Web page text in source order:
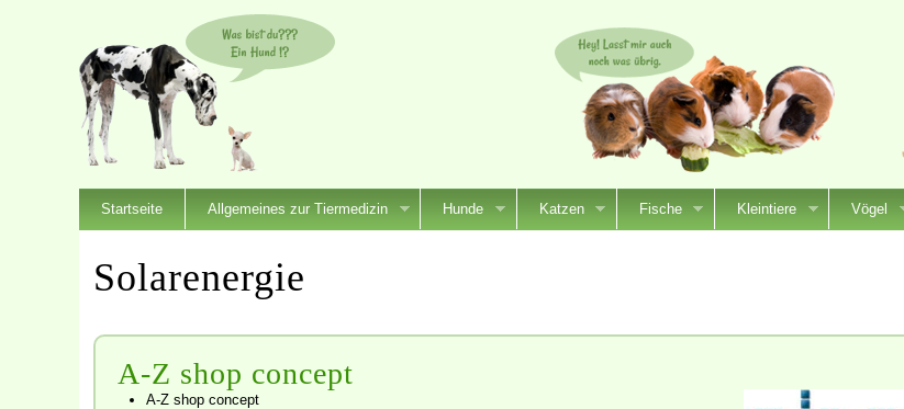
Startseite Allgemeines zur Tiermedizin Hunde Katzen Fische Kleintiere Vögel
Solarenergie
A-Z shop concept
A-Z shop concept